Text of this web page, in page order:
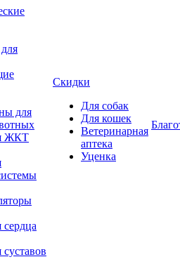
для
ЖКТ
Скидки
Для собак
Для кошек
Ветеринарная
аптека
Уценка